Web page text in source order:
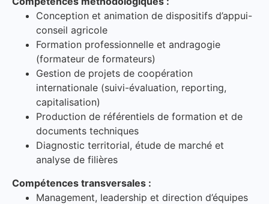
Conception et animation de dispositifs d’appui-
conseil agricole
Formation professionnelle et andragogie
(formateur de formateurs)
Gestion de projets de coopération
internationale (suivi-évaluation, reporting,
capitalisation)
Production de référentiels de formation et de
documents techniques
Diagnostic territorial, étude de marché et
analyse de filières
Compétences transversales :
Management, leadership et direction d’équipes